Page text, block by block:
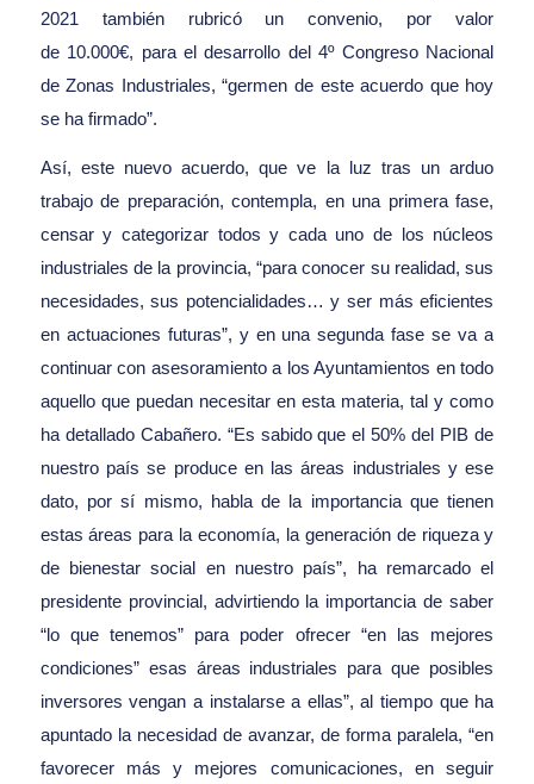
2021 también rubricó un convenio, por valor
de 10.000€, para el desarrollo del 4º Congreso Nacional
de Zonas Industriales, “germen de este acuerdo que hoy
se ha firmado”.
Así, este nuevo acuerdo, que ve la luz tras un arduo
trabajo de preparación, contempla, en una primera fase,
censar y categorizar todos y cada uno de los núcleos
industriales de la provincia, “para conocer su realidad, sus
necesidades, sus potencialidades… y ser más eficientes
en actuaciones futuras”, y en una segunda fase se va a
continuar con asesoramiento a los Ayuntamientos en todo
aquello que puedan necesitar en esta materia, tal y como
ha detallado Cabañero. “Es sabido que el 50% del PIB de
nuestro país se produce en las áreas industriales y ese
dato, por sí mismo, habla de la importancia que tienen
estas áreas para la economía, la generación de riqueza y
de bienestar social en nuestro país”, ha remarcado el
presidente provincial, advirtiendo la importancia de saber
“lo que tenemos” para poder ofrecer “en las mejores
condiciones” esas áreas industriales para que posibles
inversores vengan a instalarse a ellas”, al tiempo que ha
apuntado la necesidad de avanzar, de forma paralela, “en
favorecer más y mejores comunicaciones, en seguir